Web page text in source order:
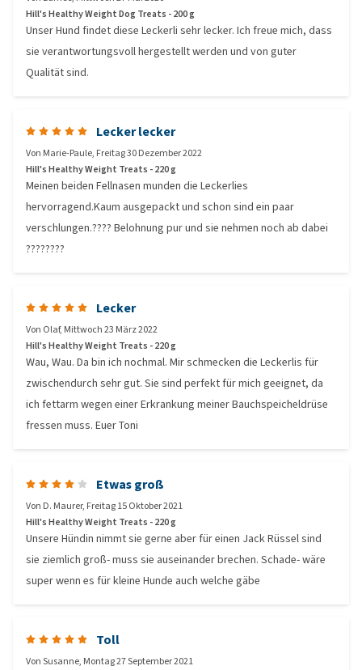
Hill's Healthy Weight Dog Treats - 200 g
Unser Hund findet diese Leckerli sehr lecker. Ich freue mich, dass
sie verantwortungsvoll hergestellt werden und von guter
Qualität sind.
Lecker lecker
Von Marie-Paule, Freitag 30 Dezember 2022
Hill's Healthy Weight Treats - 220 g
Meinen beiden Fellnasen munden die Leckerlies
hervorragend.Kaum ausgepackt und schon sind ein paar
verschlungen.???? Belohnung pur und sie nehmen noch ab dabei
????????
Lecker
Von Olaf, Mittwoch 23 März 2022
Hill's Healthy Weight Treats - 220 g
Wau, Wau. Da bin ich nochmal. Mir schmecken die Leckerlis für
zwischendurch sehr gut. Sie sind perfekt für mich geeignet, da
ich fettarm wegen einer Erkrankung meiner Bauchspeicheldrüse
fressen muss. Euer Toni
Etwas groß
Von D. Maurer, Freitag 15 Oktober 2021
Hill's Healthy Weight Treats - 220 g
Unsere Hündin nimmt sie gerne aber für einen Jack Rüssel sind
sie ziemlich groß- muss sie auseinander brechen. Schade- wäre
super wenn es für kleine Hunde auch welche gäbe
Toll
VonSusanne, Montag 27 September 2021